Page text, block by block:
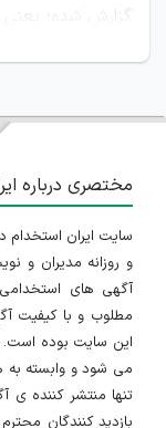
واحد درصد بوده
بازار کار قم
فقط به دلیل
بخش بزرگی از
انبار،
مشاغل خدماتی و
و تنوع
مردان محدودتر
تحلیلی از
مختصری درباره
و روزانه مدیران و
آگهی های
مطلوب و با کیفیت
این سایت بوده
می شود و وابسته به
تنها منتشر کننده ی
بازدید کنندگان